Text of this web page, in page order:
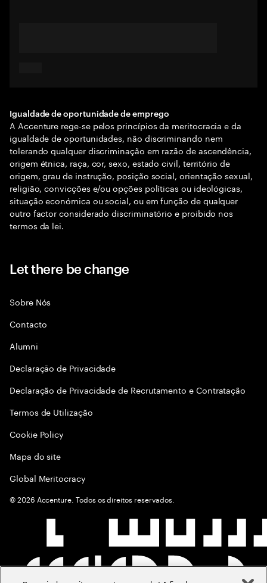
Igualdade de oportunidade de emprego
A Accenture rege-se pelos princípios da meritocracia e da
igualdade de oportunidades, não discriminando nem
tolerando qualquer discriminação em razão de ascendência,
origem étnica, raça, cor, sexo, estado civil, território de
origem, grau de instrução, posição social, orientação sexual,
religião, convicções e/ou opções políticas ou ideológicas,
situação económica ou social, ou em função de qualquer
outro factor considerado discriminatório e proibido nos
termos da lei.
Let there be change
Sobre Nós
Contacto
Alumni
Declaraçāo de Privacidade
Declaração de Privacidade de Recrutamento e Contratação
Termos de Utilização
Cookie Policy
Mapa do site
Global Meritocracy
©2026 Accenture. Todos os direitos reservados.